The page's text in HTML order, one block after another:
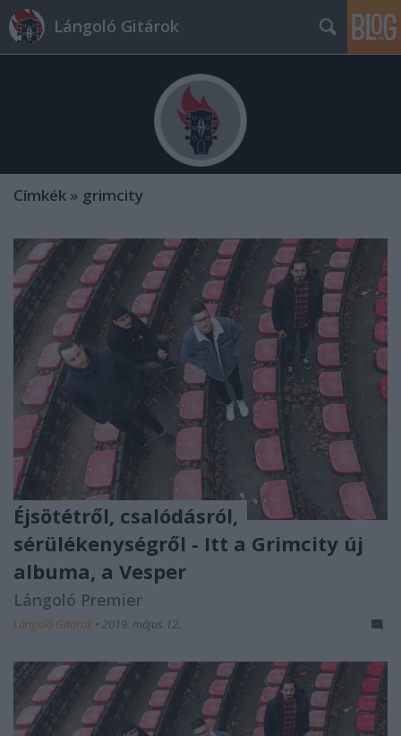
Lángoló Gitárok
Címkék » grimcity
Éjsötétről, csalódásról,
sérülékenységről - Itt a Grimcity új
albuma, a Vesper
Lángoló Premier
Lángoló Gitárok • 2019. május 12.